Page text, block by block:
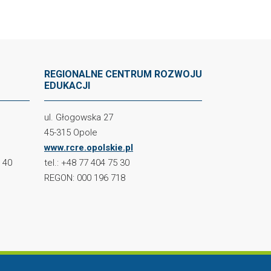
40
REGIONALNE CENTRUM ROZWOJU
EDUKACJI
ul. Głogowska 27
45-315 Opole
www.rcre.opolskie.pl
tel.: +48 77 404 75 30
REGON: 000 196 718